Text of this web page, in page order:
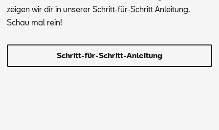
zei­gen wir dir in un­se­rer Schritt-für-Schritt An­lei­tung.
Schau mal rein!
Schritt-für-Schritt-Anleitung